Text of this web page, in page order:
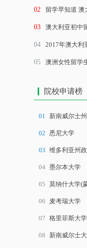
02 留学早知道 澳大利亚
03 澳大利亚初中留学条件
04 2017年澳大利亚
05 澳洲女性留学生行
院校申请榜
01 新南威尔士
02 悉尼大学
03 维多利亚州
04 墨尔本大学
05 莫纳什大学(
06 麦考瑞大学
07 格里菲斯大学
08 新南威尔士